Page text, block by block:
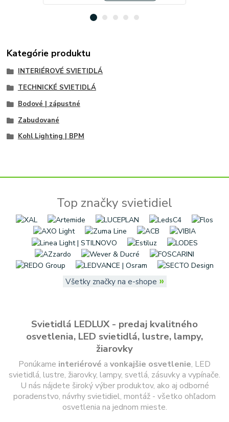
Kategórie produktu
INTERIÉROVÉ SVIETIDLÁ
TECHNICKÉ SVIETIDLÁ
Bodové | zápustné
Zabudované
Kohl Lighting | BPM
Top značky svietidiel
Všetky značky na e-shope »
Svietidlá LEDLUX - predaj kvalitného
osvetlenia, LED svietidlá, lustre, lampy,
žiarovky
Ponúkame interiérové a vonkajšie osvetlenie, LED
svietidlá, lustre, žiarovky, lampy, svetlá, zásuvky a vypínače.
U nás nájdete široký výber produktov, ako aj odborné
poradenstvo, návrhy svietidiel, montáž - všetko ohľadom
osvetlenia na jednom mieste.